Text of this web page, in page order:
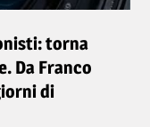
torna
Da Franco
di